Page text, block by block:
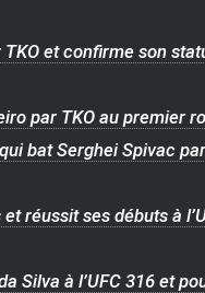
et confirme son
par TKO au premier
bat Serghei Spivac
réussit ses débuts à
Silva à l’UFC 316 et